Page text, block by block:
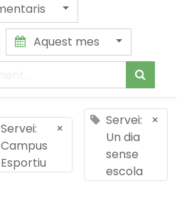
Aquest mes
Servei:
Campus
Esportiu
×
Servei:
Un dia
sense
escola
×